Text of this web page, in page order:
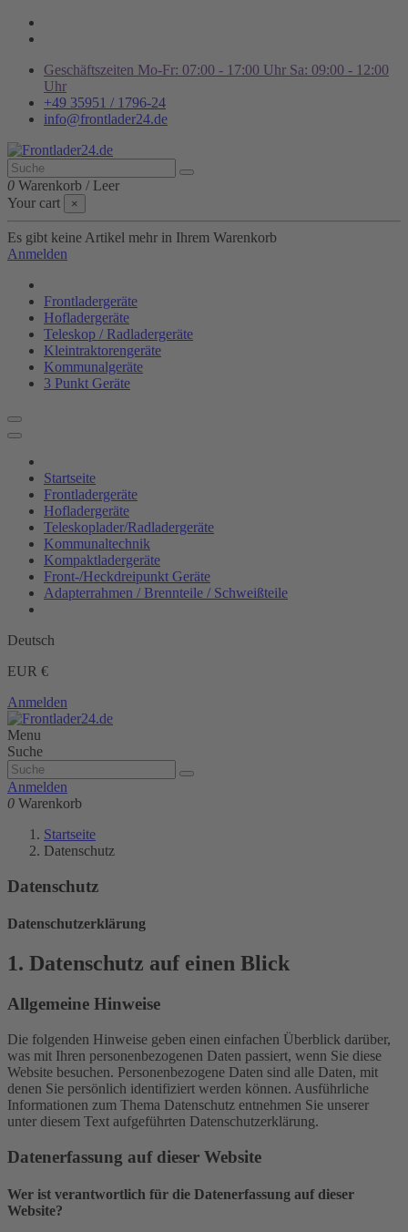
Geschäftszeiten Mo-Fr: 07:00 - 17:00 Uhr Sa: 09:00 - 12:00
Uhr
+49 35951 / 1796-24
info@frontlader24.de
0 Warenkorb / Leer
Your cart
×
Es gibt keine Artikel mehr in Ihrem Warenkorb
Anmelden
Frontladergeräte
Hofladergeräte
Teleskop / Radladergeräte
Kleintraktorengeräte
Kommunalgeräte
3 Punkt Geräte
Startseite
Frontladergeräte
Hofladergeräte
Teleskoplader/Radladergeräte
Kommunaltechnik
Kompaktladergeräte
Front-/Heckdreipunkt Geräte
Adapterrahmen / Brennteile / Schweißteile
Deutsch
EUR €
Anmelden
Menu
Suche
Anmelden
0 Warenkorb
Startseite
Datenschutz
Datenschutz
Datenschutz­erklärung
1. Datenschutz auf einen Blick
Allgemeine Hinweise
Die folgenden Hinweise geben einen einfachen Überblick darüber,
was mit Ihren personenbezogenen Daten passiert, wenn Sie diese
Website besuchen. Personenbezogene Daten sind alle Daten, mit
denen Sie persönlich identifiziert werden können. Ausführliche
Informationen zum Thema Datenschutz entnehmen Sie unserer
unter diesem Text aufgeführten Datenschutzerklärung.
Datenerfassung auf dieser Website
Wer ist verantwortlich für die Datenerfassung auf dieser
Website?